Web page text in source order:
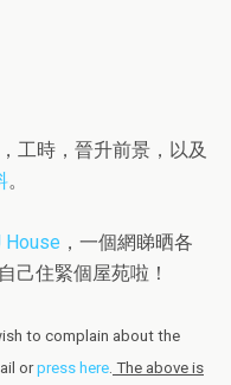
工時，晉升前景，以及
。
House ，一個網睇晒各
己住緊個屋苑啦！
to complain about the
orpress here. The above is